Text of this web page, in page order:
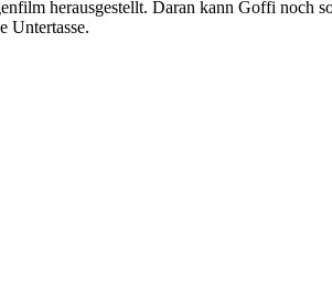
herausgestellt. Daran kann Goffi noch
Untertasse.